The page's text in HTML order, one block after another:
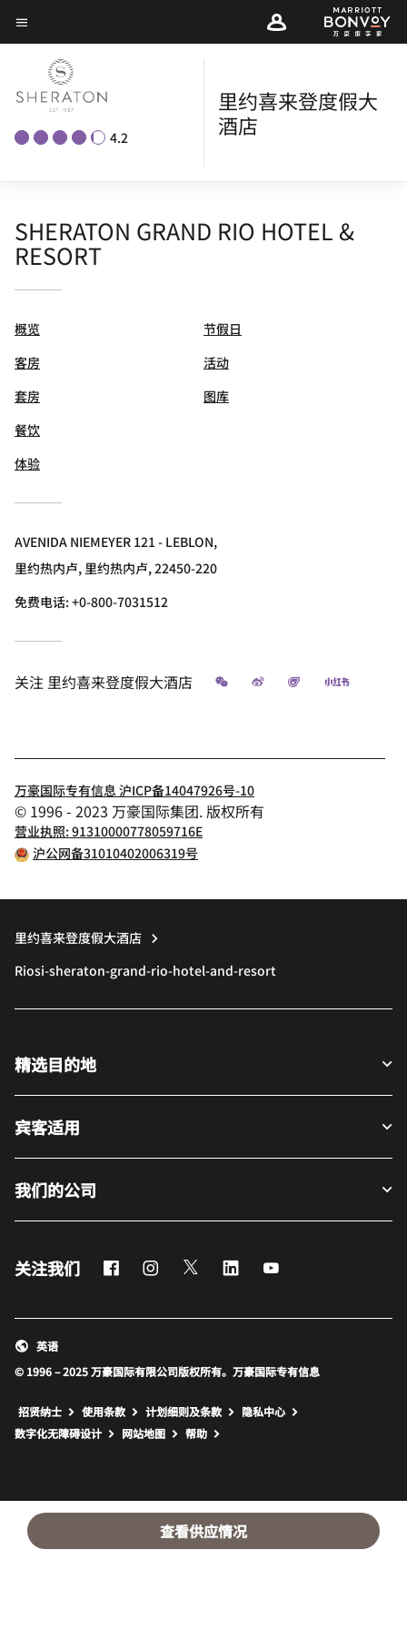
Skip
to
main
content
菜单文本
4.2
里约喜来登度假大
酒店
查看供应情况
SHERATON GRAND RIO HOTEL &
RESORT
概览
客房
套房
餐饮
体验
节假日
活动
图库
AVENIDA NIEMEYER 121 - LEBLON,
里约热内卢, 里约热内卢, 22450-220
免费电话:+0-800-7031512
关注 里约喜来登度假大酒店 微信 微博 飞猪 小红书
万豪国际专有信息 沪ICP备14047926号-10
© 1996 - 2023 万豪国际集团. 版权所有
营业执照: 91310000778059716E
沪公网备31010402006319号
里约喜来登度假大酒店
Riosi-sheraton-grand-rio-hotel-and-resort
精选目的地
宾客适用
我们的公司
关注我们 FacebookInstagram
Twitter LinkedIn
© 1996 – 2025 万豪国际有限公司版权所有。万豪国际专有信息
英语
招贤纳士 使用条款 计划细则及条款
隐私中心
数字化无障碍设计
网站地图 打开新窗口
帮助